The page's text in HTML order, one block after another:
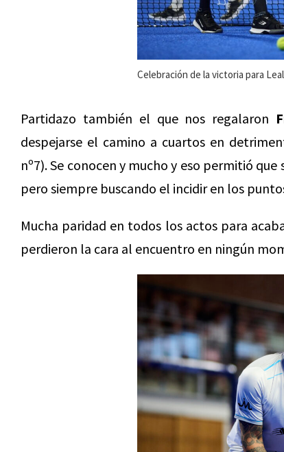
Celebración de la victoria para
Partidazo también el que nos regalaron
despejarse el camino a cuartos en
nº7). Se conocen y mucho y eso permitió
pero siempre buscando el incidir en los
Mucha paridad en todos los actos para
perdieron la cara al encuentro en ningún